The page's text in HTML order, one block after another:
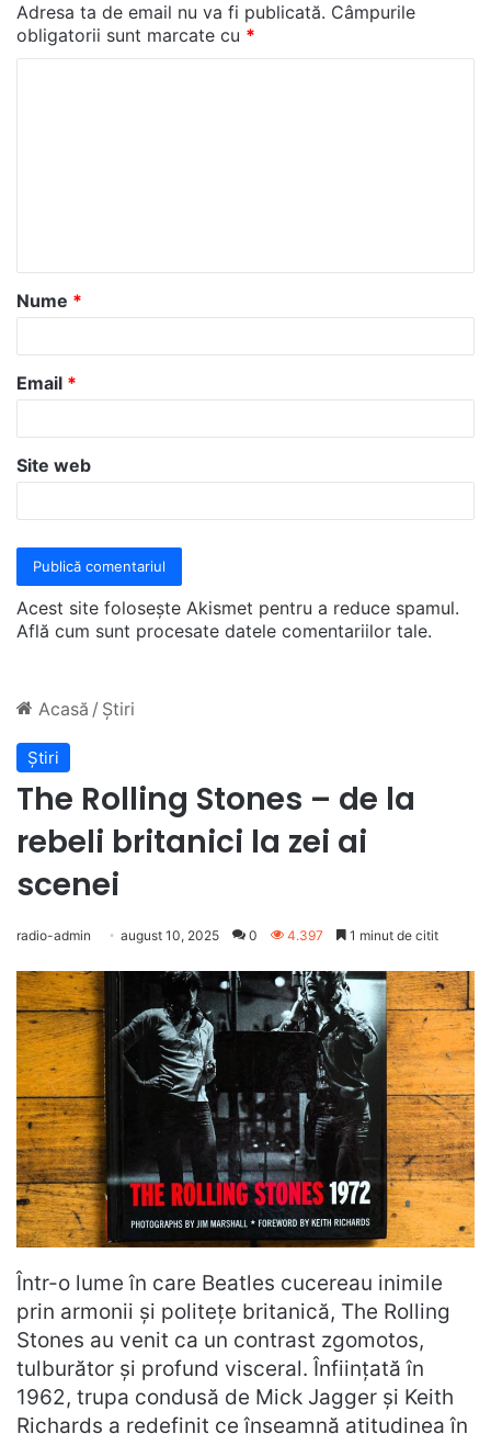
Adresa ta de email nu va fi publicată. Câmpurile
obligatorii sunt marcate cu *
a
r
u
*
Nume *
Email *
Site web
Acest site folosește Akismet pentru a reduce spamul.
Află cum sunt procesate datele comentariilor tale.